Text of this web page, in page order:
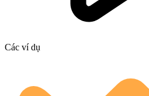
Các ví dụ